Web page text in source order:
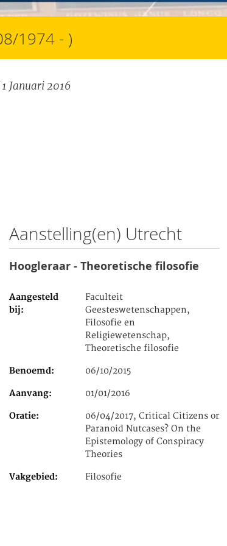
1974 - )
Januari 2016
Aanstelling(en) Utrecht
Hoogleraar - Theoretische filosofie
Aangesteld
bij
Faculteit
Geesteswetenschappen,
Filosofie en
Religiewetenschap,
Theoretische filosofie
Benoemd 06/10/2015
Aanvang 01/01/2016
Oratie
06/04/2017, Critical Citizens or
Paranoid Nutcases? On the
Epistemology of Conspiracy
Theories
Vakgebied Filosofie